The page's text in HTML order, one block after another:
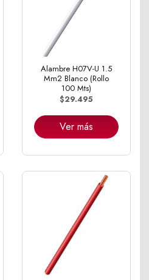
Alambre H07V-U 1.5
Mm2 Blanco (Rollo
100 Mts)
$29.495
Ver más